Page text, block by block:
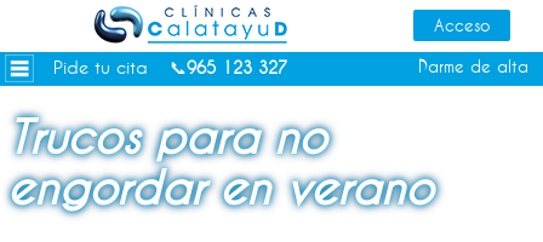
Pide tu cita 📞965 123 327 Darme de alta
Dietas personalizadas
Tratamientos Corporales
Depilación Láser Alicante
Contacto
Trucos para no
engordar en verano